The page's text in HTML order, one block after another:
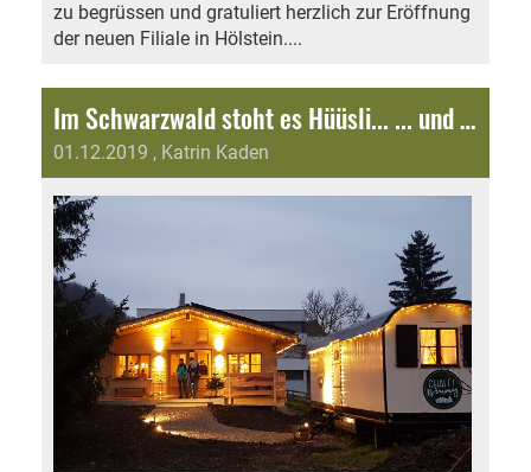
zu begrüssen und gratuliert herzlich zur Eröffnung
der neuen Filiale in Hölstein....
Im Schwarzwald stoht es Hüüsli... ... und in Oberdorf es Chalet!
01.12.2019 , Katrin Kaden